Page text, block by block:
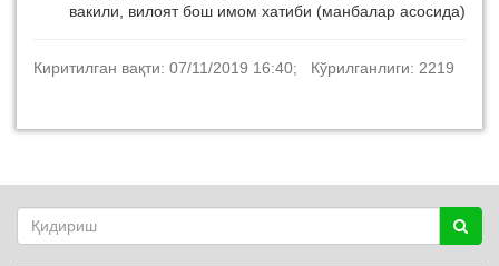
вакили, вилоят бош имом хатиби (манбалар асосида)
Киритилган вақти: 07/11/2019 16:40; Кўрилганлиги: 2219